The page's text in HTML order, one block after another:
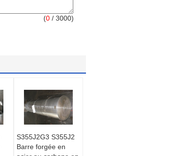
(0 / 3000)
S355J2G3 S355J2
Barre forgée en